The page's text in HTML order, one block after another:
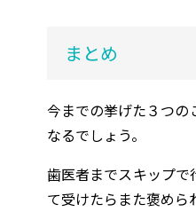
まとめ
今までの挙げた３つの
なるでしょう。
歯医者までスキップで
て受けたらまた褒めら